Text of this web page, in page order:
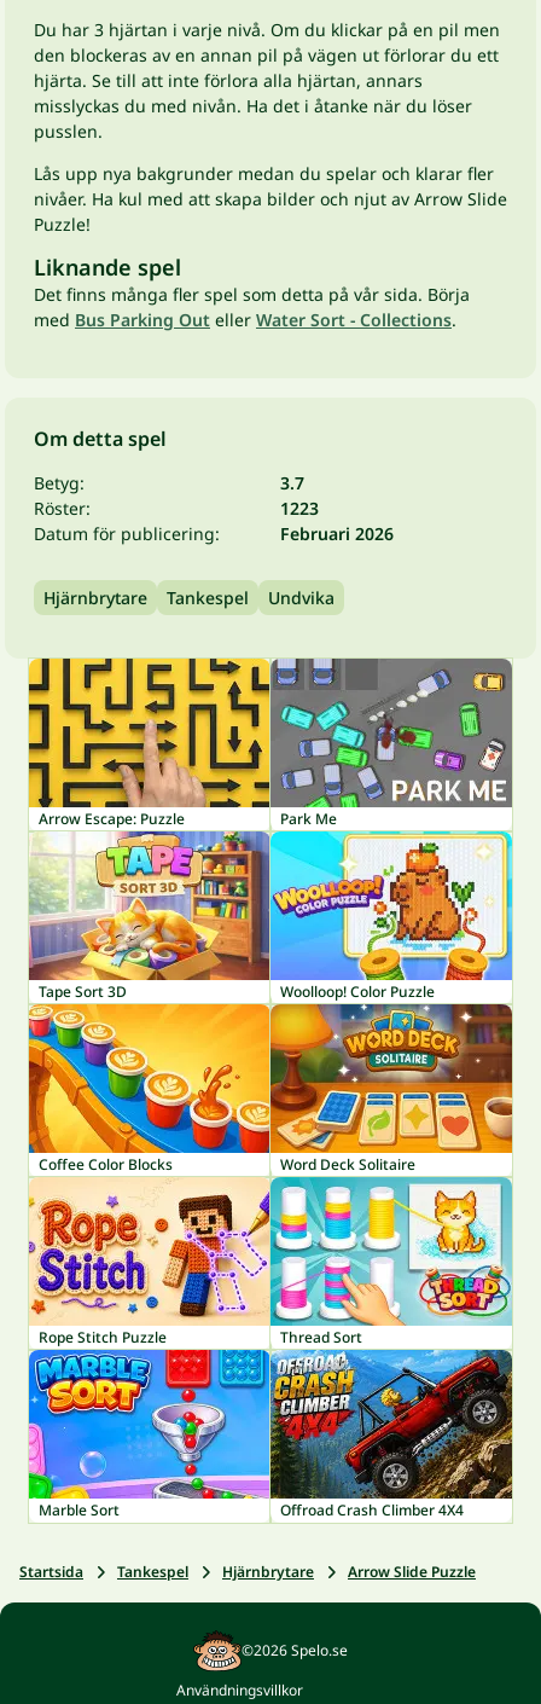
Du har 3 hjärtan i varje nivå. Om du klickar på en pil men
den blockeras av en annan pil på vägen ut förlorar du ett
hjärta. Se till att inte förlora alla hjärtan, annars
misslyckas du med nivån. Ha det i åtanke när du löser
pusslen.
Lås upp nya bakgrunder medan du spelar och klarar fler
nivåer. Ha kul med att skapa bilder och njut av Arrow Slide
Puzzle!
Liknande spel
Det finns många fler spel som detta på vår sida. Börja
med Bus Parking Out eller Water Sort - Collections.
Om detta spel
Betyg:
3.7
Röster:
1223
Datum för publicering:
Februari 2026
Hjärnbrytare Tankespel Undvika
Arrow Escape: Puzzle Park Me
Tape Sort 3D Woolloop! Color Puzzle
Coffee Color Blocks Word Deck Solitaire
Rope Stitch Puzzle Thread Sort
Marble Sort Offroad Crash Climber 4X4
Startsida Tankespel Hjärnbrytare Arrow Slide Puzzle
©2026 Spelo.se
Användningsvillkor